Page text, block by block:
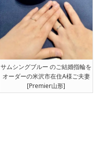
サムシングブルー のご結婚指輪を
オーダーの米沢市在住A様ご夫妻
[Premier山形]